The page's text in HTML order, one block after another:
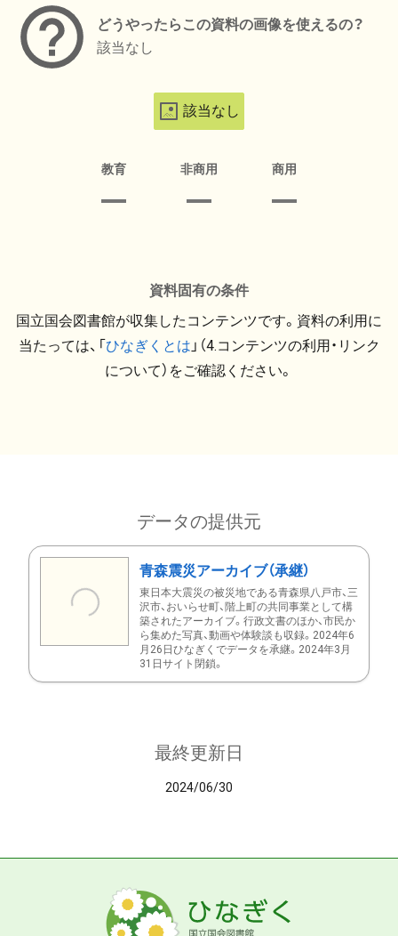
どうやったらこの資料の画像を使えるの？
該当なし
該当なし
教育 非商用 商用
資料固有の条件
国立国会図書館が収集したコンテンツです。資料の利用に
当たっては、「ひなぎくとは 」（4.コンテンツの利用・リンク
について）をご確認ください。
データの提供元
青森震災アーカイブ（承継）
東日本大震災の被災地である青森県八戸市、三
沢市、おいらせ町、階上町の共同事業として構
築されたアーカイブ。行政文書のほか、市民か
ら集めた写真、動画や体験談も収録。2024年6
月26日ひなぎくでデータを承継。2024年3月
31日サイト閉鎖。
最終更新日
2024/06/30